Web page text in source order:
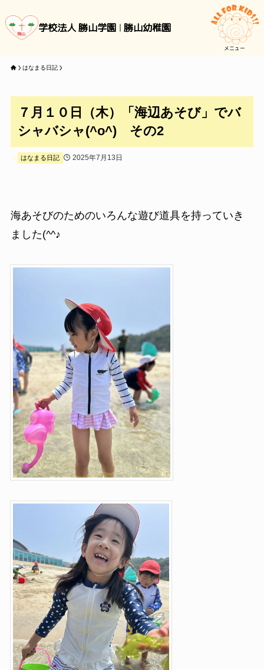
学校法人 勝山学園 勝山幼稚園
メニュー
はなまる日記
７月１０日（木）「海辺あそび」でバ
シャバシャ(^o^) その2
はなまる日記 2025年7月13日
海あそびのためのいろんな遊び道具を持っていき
ました(^^♪